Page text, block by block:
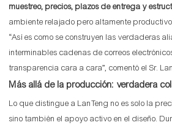
muestreo, precios, plazos de entrega y
ambiente relajado pero altamente
“Así es como se construyen las verdaderas
interminables cadenas de correos
transparencia cara a cara”, comentó el Sr.
Más allá de la producción: verdadera
Lo que distingue a LanTeng no es solo la
sino también el apoyo activo en el diseño.